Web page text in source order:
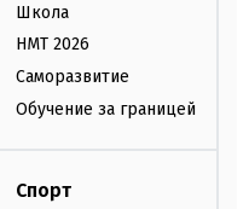
Школа
НМТ 2026
Саморазвитие
Обучение за границей
Спорт